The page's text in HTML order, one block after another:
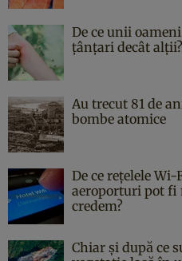
De ce unii
țânțari decât alții?
Au trecut 81 de
bombe atomice
De ce rețelele
aeroporturi pot fi
credem?
Chiar și după ce